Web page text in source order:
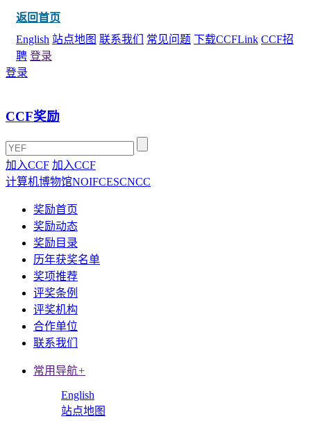
返回首页
English 站点地图 联系我们 常见问题 下载CCFLink CCF招
聘 登录
登录
CCF奖励
加入CCF 加入CCF
计算机博物馆NOIFCESCNCC
奖励首页
奖励动态
奖励目录
历年获奖名单
奖项推荐
评奖条例
评奖机构
合作单位
联系我们
常用导航+
English
站点地图